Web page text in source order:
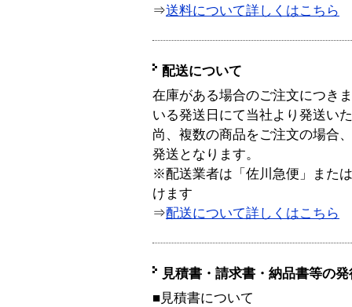
⇒送料について詳しくはこちら
配送について
在庫がある場合のご注文につき
いる発送日にて当社より発送い
尚、複数の商品をご注文の場合
発送となります。
※配送業者は「佐川急便」また
けます
⇒配送について詳しくはこちら
見積書・請求書・納品書等の
■見積書について